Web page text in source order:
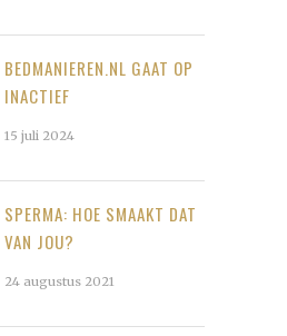
BEDMANIEREN.NL GAAT OP
INACTIEF
15 juli 2024
SPERMA: HOE SMAAKT DAT
VAN JOU?
24 augustus 2021